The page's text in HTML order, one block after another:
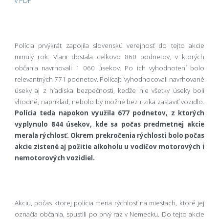
Polícia prvýkrát zapojila slovenskú verejnosť do tejto akcie
minulý rok. Vlani dostala celkovo 860 podnetov, v ktorých
občania navrhovali 1 060 úsekov. Po ich vyhodnotení bolo
relevantných 771 podnetov. Policajti vyhodnocovali navrhované
úseky aj z hľadiska bezpečnosti, keďže nie všetky úseky boli
vhodné, napríklad, nebolo by možné bez rizika zastaviť vozidlo.
Polícia teda napokon využila 677 podnetov, z ktorých
vyplynulo 844 úsekov, kde sa počas predmetnej akcie
merala rýchlosť. Okrem prekročenia rýchlosti bolo počas
akcie zistené aj požitie alkoholu u vodičov motorových i
nemotorových vozidiel.
Akciu, počas ktorej polícia meria rýchlosť na miestach, ktoré jej
označia občania, spustili po prvý raz v Nemecku. Do tejto akcie